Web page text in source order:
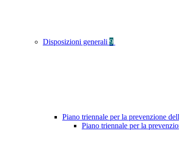
Disposizioni generali 9
Piano triennale per la prevenzione
Piano triennale per la